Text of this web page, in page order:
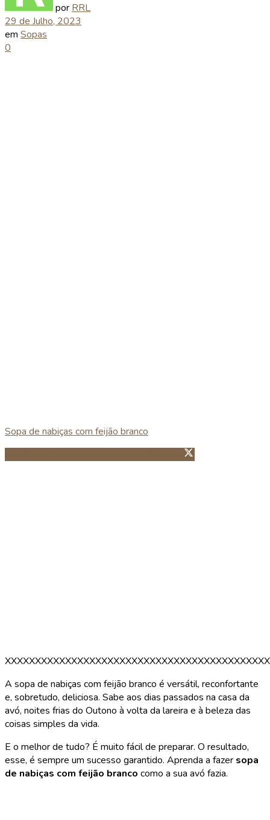
por RRL
29 de Julho, 2023
em Sopas
0
Sopa de nabiças com feijão branco
Guardar no Pinterest
A sopa de nabiças com feijão branco é versátil, reconfortante
e, sobretudo, deliciosa. Sabe aos dias passados na casa da
avó, noites frias do Outono à volta da lareira e à beleza das
coisas simples da vida.
E o melhor de tudo? É muito fácil de preparar. O resultado,
esse, é sempre um sucesso garantido. Aprenda a fazer sopa
de nabiças com feijão branco como a sua avó fazia.